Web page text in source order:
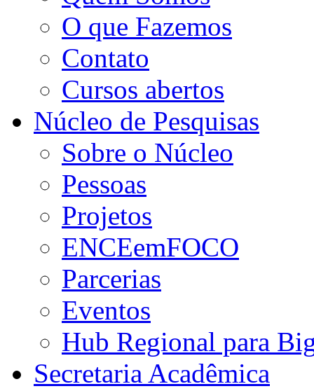
O que Fazemos
Contato
Cursos abertos
Núcleo de Pesquisas
Sobre o Núcleo
Pessoas
Projetos
ENCEemFOCO
Parcerias
Eventos
Hub Regional para
Secretaria Acadêmica